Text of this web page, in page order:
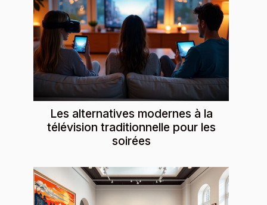
Les alternatives modernes à la
télévision traditionnelle pour les
soirées